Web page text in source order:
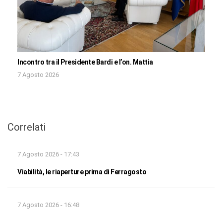
Incontro tra il Presidente Bardi e l’on. Mattia
7 Agosto 2026
Correlati
7 Agosto 2026 - 17:43
Viabilità, le riaperture prima di Ferragosto
7 Agosto 2026 - 16:48